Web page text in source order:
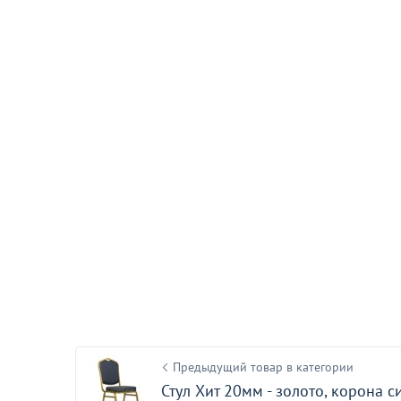
Предыдущий товар в категории
Стул Хит 20мм - золото, корона
Распродажа
от 4 990₽